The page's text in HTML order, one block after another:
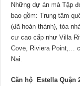
Những dự án mà Tập
bao gồm: Trung tâm
(đã hoàn thành), tòa
cư cao cấp như Villa
Cove, Riviera Point,…
Nai.
Căn hộ Estella Quận